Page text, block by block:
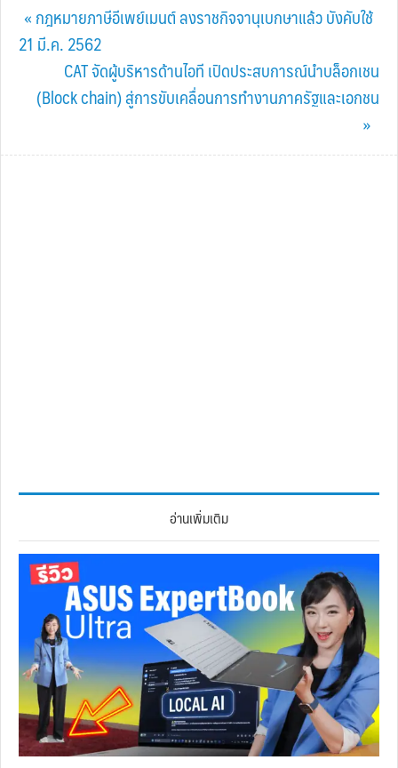
Previous
Post:
« กฎหมายภาษีอีเพย์เมนต์ ลงราชกิจจานุเบกษาแล้ว บังคับใช้
21 มี.ค. 2562
Next
Post:
CAT จัดผู้บริหารด้านไอที เปิดประสบการณ์นำบล็อกเชน
(Block chain) สู่การขับเคลื่อนการทำงานภาครัฐและเอกชน
»
อ่านเพิ่มเติม